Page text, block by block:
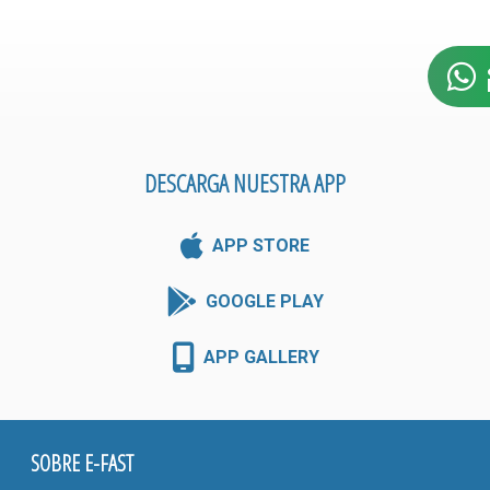
DESCARGA NUESTRA APP
APP STORE
GOOGLE PLAY
APP GALLERY
SOBRE E-FAST